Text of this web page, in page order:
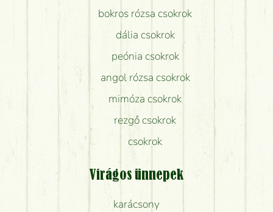
bokros rózsa csokrok
dália csokrok
peónia csokrok
angol rózsa csokrok
mimóza csokrok
rezgő csokrok
csokrok
Virágos ünnepek
karácsony